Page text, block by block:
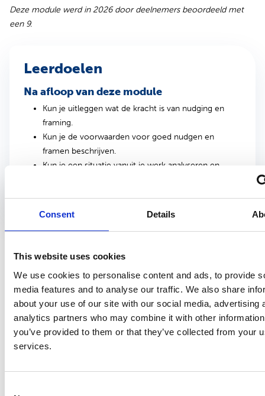
Consent Details
This website uses cookies
We use cookies to personalise content and ads, to provide
media features and to analyse our traffic. We also share
about your use of our site with our social media, advertising
analytics partners who may combine it with other
you’ve provided to them or that they’ve collected from your
services.
Deze module werd in 2026 door deelnemers beoordeeld met
een 9.
Leerdoelen
Na afloop van deze module
Kun je uitleggen wat de kracht is van nudging en
framing.
Kun je de voorwaarden voor goed nudgen en
framen beschrijven.
Kun je een situatie vanuit je werk analyseren en
gezondheidsprofessionals in de arbo- en publieke
gezondheidszorg, die effectief gebruik willen maken van nudging
en framing in hun dagelijks werk.
Mocht je accrediterende instelling er niet tussen staan en wil je
wel graag punten voor jouw specialisme, neem dan minstens 6